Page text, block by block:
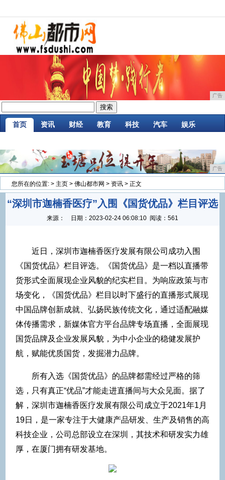
广告
首页 资讯 财经 教育 科技 汽车 娱乐
广告
您所在的位置: > 主页 > 佛山都市网 > 资讯 > 正文
“深圳市迦楠香医疗”入围《国货优品》栏目评选
来源： 日期： 2023-02-24 06:08:10 阅读：561
近日，深圳市迦楠香医疗发展有限公司成功入围
《国货优品》栏目评选。《国货优品》是一档以直播带
货形式全面展现企业风貌的纪实栏目。为响应政策与市
场变化，《国货优品》栏目以时下盛行的直播形式展现
中国品牌创新成就、弘扬民族传统文化，通过适配融媒
体传播需求，新媒体官方平台品牌专场直播，全面展现
国货品牌及企业发展风貌，为中小企业的稳健发展护
航，赋能优质国货，发掘潜力品牌。
所有入选《国货优品》的品牌都需经过严格的筛
选，只有真正“优品”才能走进直播间与大众见面。据了
解，深圳市迦楠香医疗发展有限公司成立于2021年1月
19日，是一家专注于大健康产品研发、生产及销售的高
科技企业，公司总部设立在深圳，其技术和研发实力雄
厚，在厦门拥有研发基地。